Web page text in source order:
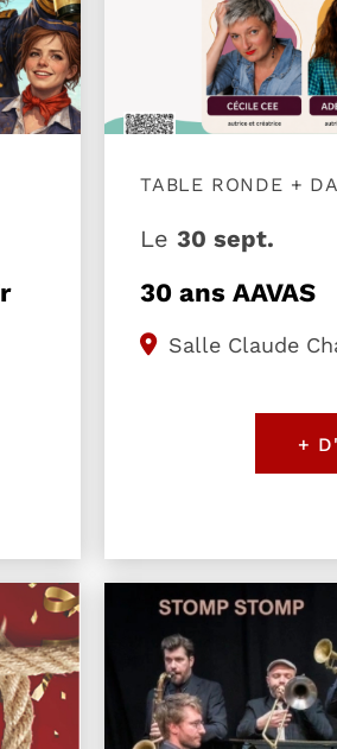
30 ans AAVAS
TABLE RONDE +
Le 30 sept.
Salle Claude
+
Vœux Plus d'information